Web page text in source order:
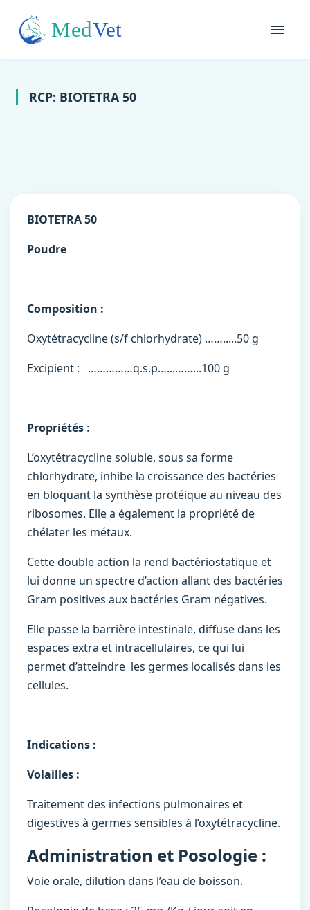
RCP: BIOTETRA 50
BIOTETRA 50
Poudre
Composition :
Oxytétracycline (s/f chlorhydrate) …….....50 g
Excipient : ……………q.s.p…...……...100 g
Propriétés :
L’oxytétracycline soluble, sous sa forme
chlorhydrate, inhibe la croissance des bactéries
en bloquant la synthèse protéique au niveau des
ribosomes. Elle a également la propriété de
chélater les métaux.
Cette double action la rend bactériostatique et
lui donne un spectre d’action allant des bactéries
Gram positives aux bactéries Gram négatives.
Elle passe la barrière intestinale, diffuse dans les
espaces extra et intracellulaires, ce qui lui
permet d’atteindre les germes localisés dans les
cellules.
Indications :
Volailles :
Traitement des infections pulmonaires et
digestives à germes sensibles à l’oxytétracycline.
Administration et Posologie :
Voie orale, dilution dans l’eau de boisson.